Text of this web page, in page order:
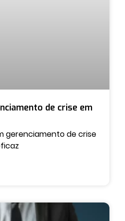
de crise em
gerenciamento de crise